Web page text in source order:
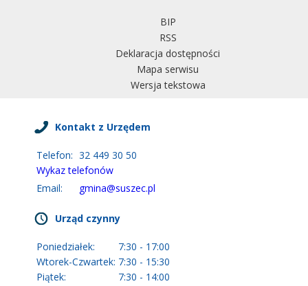
BIP
RSS
Deklaracja dostępności
Mapa serwisu
Wersja tekstowa
Kontakt z Urzędem
Telefon: 32 449 30 50
Wykaz telefonów
Email:
gmina@suszec.pl
Urząd czynny
Poniedziałek:
7:30 - 17:00
Wtorek-Czwartek: 7:30 - 15:30
Piątek:
7:30 - 14:00